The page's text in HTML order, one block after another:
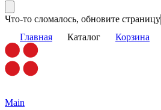
Что-то сломалось, обновите страницу
Главная Каталог Корзина
Main